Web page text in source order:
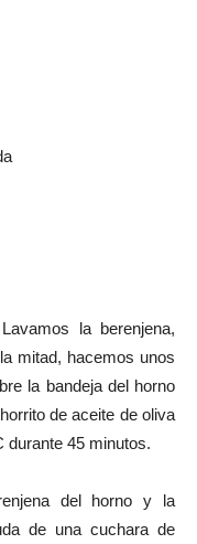
la berenjena,
mitad, hacemos unos
la bandeja del horno
de aceite de oliva
durante 45 minutos.
del horno y la
de una cuchara de